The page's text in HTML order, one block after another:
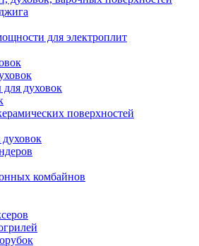
для электроплит
для духовок
поверхностей
комбайнов